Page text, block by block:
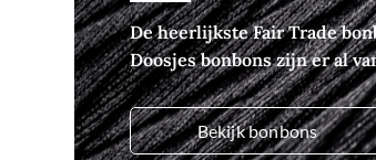
De heerlijkste Fair Trade
Doosjes bonbons zijn er al
Bekijk bonbons